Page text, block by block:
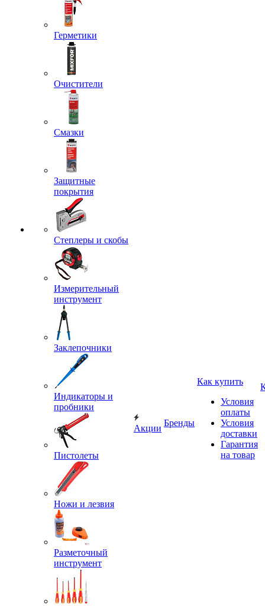
Герметики
Очистители
Смазки
Защитные
покрытия
Степлеры и скобы
Измерительный
инструмент
Заклепочники
Индикаторы и
пробники
Пистолеты
Ножи и лезвия
Разметочный
инструмент
Акции
Бренды
Как купить
Условия
оплаты
Условия
доставки
Гарантия
на товар